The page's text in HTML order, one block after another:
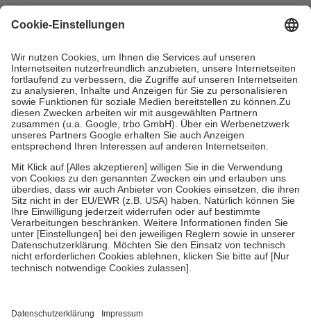
mit.
Grundsätzlich leisten Mitglieder Zuzahlungen in Höhe von zehn
höchstens zehn Euro.
Es sind jedoch nie mehr als die tatsächlichen
Kosten der Leistung zu entrichten.
Diese Regeln gelten grundsätzlich auch für Online-Apotheken.
Bei Heilmitteln und häuslicher Krankenpflege beträgt die
Zuzahlung zehn Prozent der Kosten sowie zehn Euro je
Verordnung.
Um das Engagement der Versicherten für ihre eigene Gesundheit zu
stärken und die besondere Stellung der Familie zu unterstützen,
fallenkeine Zuzahlungenan bei:
• Kindern und Jugendlichen bis zum vollendeten 18. Lebensjahr
mit Ausnahme der Fahrkosten
• Untersuchungen zur Vorsorge und Früherkennung, die von der
GKV getragen werden
• empfohlenen Schutzimpfungen
• Harn- und Blutteststreifen
getroffen, um sicherzustellen, dass es sich um echte Bewertungen